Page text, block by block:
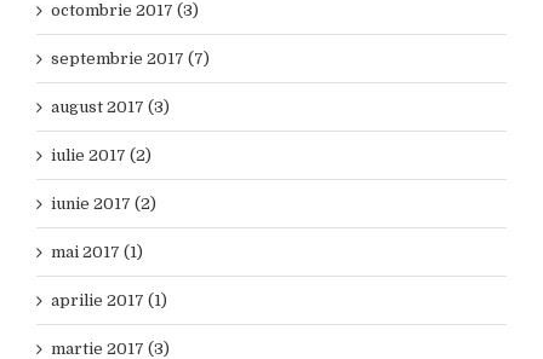
octombrie 2017 (3)
septembrie 2017 (7)
august 2017 (3)
iulie 2017 (2)
iunie 2017 (2)
mai 2017 (1)
aprilie 2017 (1)
martie 2017 (3)